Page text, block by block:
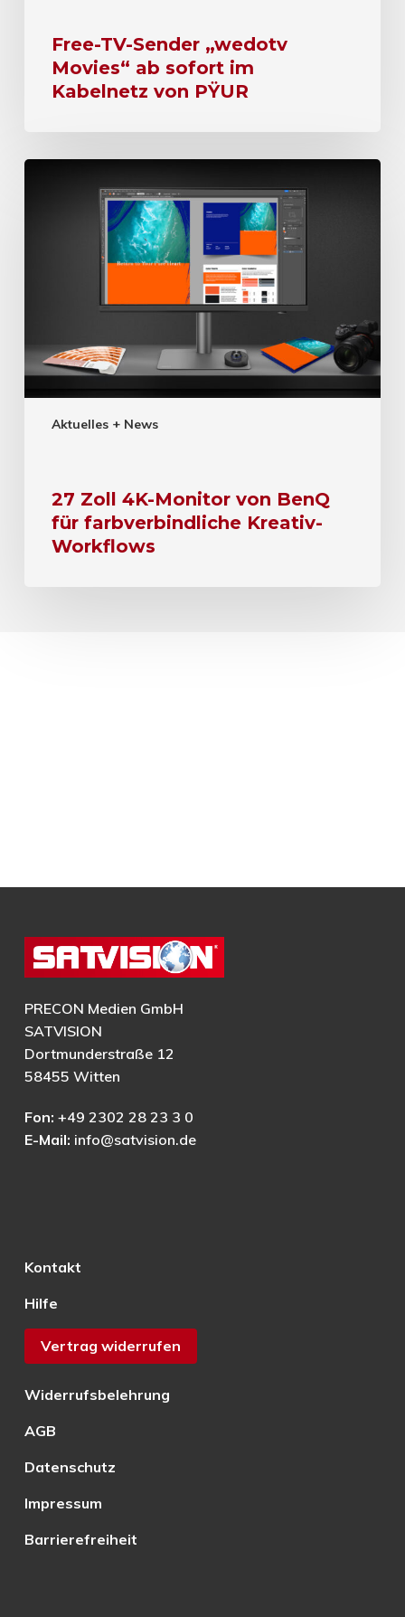
Free-TV-Sender „wedotv
Movies“ ab sofort im
Kabelnetz von PŸUR
Aktuelles + News
27 Zoll 4K-Monitor von BenQ
für farbverbindliche Kreativ-
Workflows
PRECON Medien GmbH
SATVISION
Dortmunderstraße 12
58455 Witten
Fon: +49 2302 28 23 3 0
E-Mail: info@satvision.de
Kontakt
Hilfe
Vertrag widerrufen
Widerrufsbelehrung
AGB
Datenschutz
Impressum
Barrierefreiheit